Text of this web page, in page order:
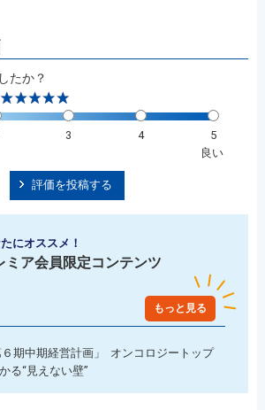
たか？
3 4
5
良い
評価を投稿する
にオススメ！
ミア会員限定コンテンツ
もっと見る
期中期経営計画」 オンコロジートップ
る“見えない壁”